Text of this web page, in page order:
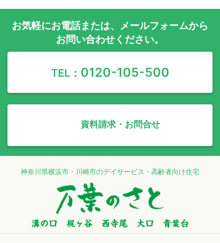
お気軽にお電話または、 メールフォームから
お問い合わせください。
TEL： 0120-105-500
資料請求・お問合せ
神奈川県横浜市・川崎市のデイサービス・高齢者向け住宅